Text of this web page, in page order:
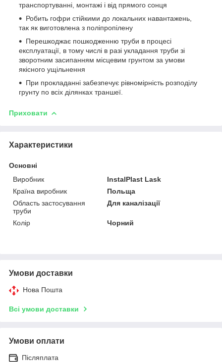
транспортуванні, монтажі і від прямого сонця
Робить гофри стійкими до локальних навантажень,
так як виготовлена з поліпропілену
Перешкоджає пошкодженню труби в процесі
експлуатації, в тому числі в разі укладання труби зі
зворотним засипанням місцевим грунтом за умови
якісного ущільнення
При прокладанні забезпечує рівномірність розподілу
грунту по всіх ділянках траншеї.
Приховати
Характеристики
Основні
Виробник
InstalPlast Lask
Країна виробник
Польща
Область застосування
труби
Для каналізації
Колір Чорний
Умови доставки
Нова Пошта
Всі умови доставки
Умови оплати
Післяплата